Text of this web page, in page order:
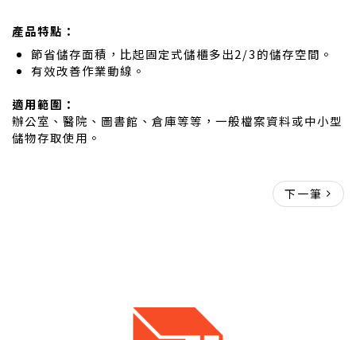
產品特點：
節省儲存面積，比起固定式儲櫃多出2/3的儲存空間。
有效改善作業動線。
適用範圍：
辦公室、醫院、圖書館、倉庫等等，一般檔案資料或中小型
儲物存取使用。
下一筆